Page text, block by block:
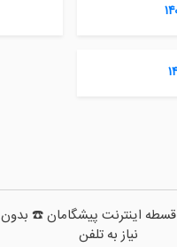
خرید 4 قسطه اینترنت پیشگامان ☎️ بدون
نیاز به تلفن